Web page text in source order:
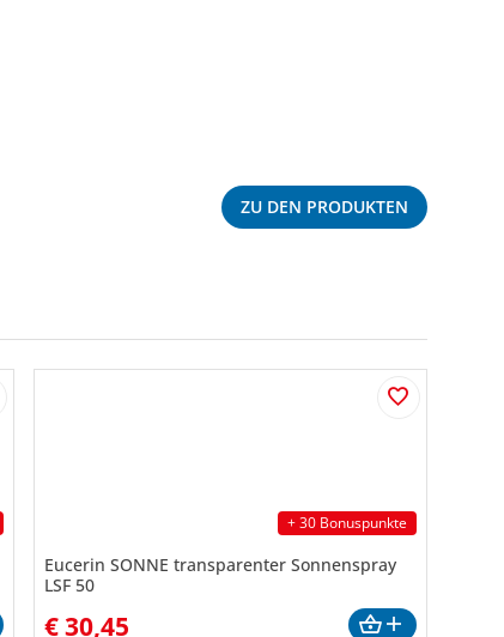
ZU DEN PRODUKTEN
+ 30 Bonuspunkte
Eucerin SONNE transparenter Sonnenspray
LSF 50
€30,45